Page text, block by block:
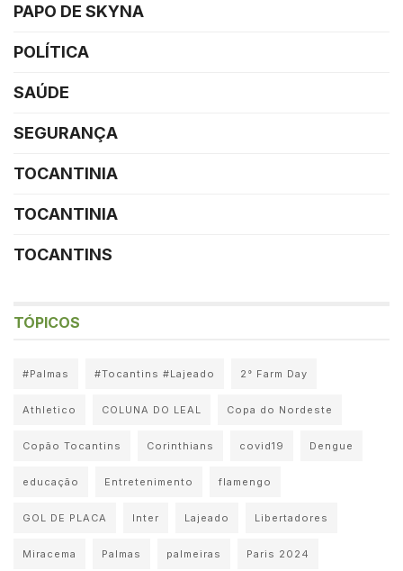
PAPO DE SKYNA
POLÍTICA
SAÚDE
SEGURANÇA
TOCANTINIA
TOCANTINIA
TOCANTINS
TÓPICOS
#Palmas #Tocantins #Lajeado 2° Farm Day
Athletico COLUNA DO LEAL Copa do Nordeste
Copão Tocantins Corinthians covid19 Dengue
educação Entretenimento flamengo
GOL DE PLACA Inter Lajeado Libertadores
Miracema Palmas palmeiras Paris 2024